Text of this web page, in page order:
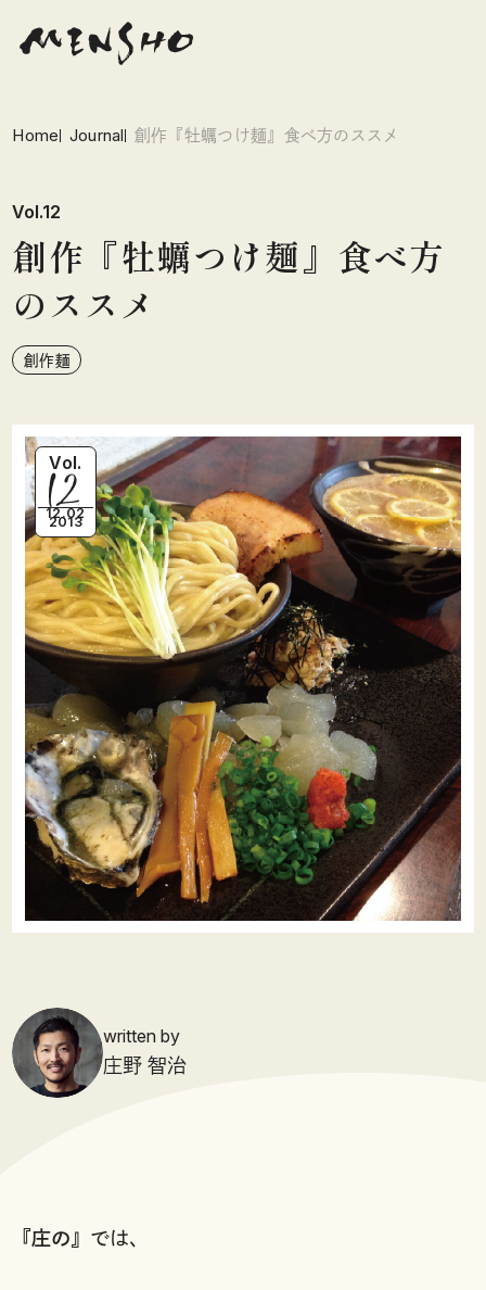
Home Journal 創作『牡蠣つけ麺』食べ方のススメ
Vol.
12
12.02
2013
Vol.12
創作『牡蠣つけ麺』食べ方
のススメ
創作麺
written by
庄野 智治
『庄の 』では、